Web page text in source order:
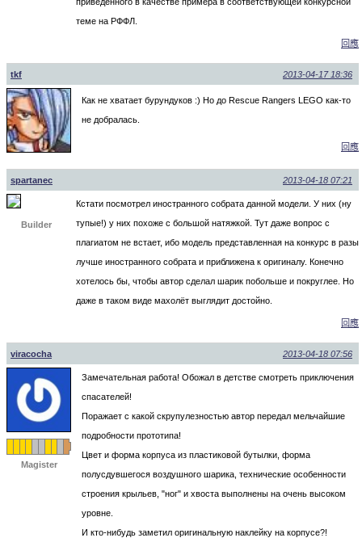
теме на РФФЛ.
回應
tkf 2013-04-17 18:36
Как не хватает бурундуков :) Но до Rescue Rangers LEGO как-то
не добралась.
回應
spartanec 2013-04-18 07:21
Builder
Кстати посмотрел иностранного собрата данной модели. У них (ну
тупые!) у них похоже с большой натяжкой. Тут даже вопрос с
плагиатом не встает, ибо модель представленная на конкурс в разы
лучше иностранного собрата и приближена к оригиналу. Конечно
хотелось бы, чтобы автор сделал шарик побольше и покруглее. Но
даже в таком виде махолёт выглядит достойно.
回應
viracocha 2013-04-18 07:56
Magister
Замечательная работа! Обожал в детстве смотреть приключения
спасателей!
Поражает с какой скрупулезностью автор передал мельчайшие
подробности прототипа!
Цвет и форма корпуса из пластиковой бутылки, форма
полусдувшегося воздушного шарика, технические особенности
строения крыльев, "ног" и хвоста выполнены на очень высоком
уровне.
И кто-нибудь заметил оригинальную наклейку на корпусе?!